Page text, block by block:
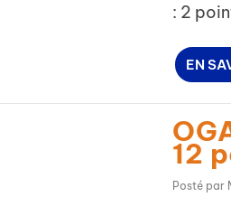
: 2
EN
12
Posté par